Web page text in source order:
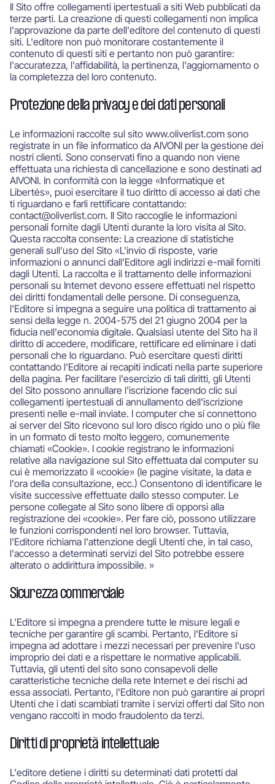
Il Sito offre collegamenti ipertestuali a siti Web pubblicati da
terze parti. La creazione di questi collegamenti non implica
l'approvazione da parte dell'editore del contenuto di questi
siti. L'editore non può monitorare costantemente il
contenuto di questi siti e pertanto non può garantire:
l'accuratezza, l'affidabilità, la pertinenza, l'aggiornamento o
la completezza del loro contenuto.
Protezione della privacy e dei dati personali
Le informazioni raccolte sul sito www.oliverlist.com sono
registrate in un file informatico da AIVONI per la gestione dei
nostri clienti. Sono conservati fino a quando non viene
effettuata una richiesta di cancellazione e sono destinati ad
AIVONI. In conformità con la legge «Informatique et
Libertés», puoi esercitare il tuo diritto di accesso ai dati che
ti riguardano e farli rettificare contattando:
contact@oliverlist.com. Il Sito raccoglie le informazioni
personali fornite dagli Utenti durante la loro visita al Sito.
Questa raccolta consente: La creazione di statistiche
generali sull'uso del Sito «L'invio di risposte, varie
informazioni o annunci dall'Editore agli indirizzi e-mail forniti
dagli Utenti. La raccolta e il trattamento delle informazioni
personali su Internet devono essere effettuati nel rispetto
dei diritti fondamentali delle persone. Di conseguenza,
l'Editore si impegna a seguire una politica di trattamento ai
sensi della legge n. 2004-575 del 21 giugno 2004 per la
fiducia nell'economia digitale. Qualsiasi utente del Sito ha il
diritto di accedere, modificare, rettificare ed eliminare i dati
personali che lo riguardano. Può esercitare questi diritti
contattando l'Editore ai recapiti indicati nella parte superiore
della pagina. Per facilitare l'esercizio di tali diritti, gli Utenti
del Sito possono annullare l'iscrizione facendo clic sui
collegamenti ipertestuali di annullamento dell'iscrizione
presenti nelle e-mail inviate. I computer che si connettono
ai server del Sito ricevono sul loro disco rigido uno o più file
in un formato di testo molto leggero, comunemente
chiamati «Cookie». I cookie registrano le informazioni
relative alla navigazione sul Sito effettuata dal computer su
cui è memorizzato il «cookie» (le pagine visitate, la data e
l'ora della consultazione, ecc.) Consentono di identificare le
visite successive effettuate dallo stesso computer. Le
persone collegate al Sito sono libere di opporsi alla
registrazione dei «cookie». Per fare ciò, possono utilizzare
le funzioni corrispondenti nel loro browser. Tuttavia,
l'Editore richiama l'attenzione degli Utenti che, in tal caso,
l'accesso a determinati servizi del Sito potrebbe essere
alterato o addirittura impossibile. »
Sicurezza commerciale
L'Editore si impegna a prendere tutte le misure legali e
tecniche per garantire gli scambi. Pertanto, l'Editore si
impegna ad adottare i mezzi necessari per prevenire l'uso
improprio dei dati e a rispettare le normative applicabili.
Tuttavia, gli utenti del sito sono consapevoli delle
caratteristiche tecniche della rete Internet e dei rischi ad
essa associati. Pertanto, l'Editore non può garantire ai propri
Utenti che i dati scambiati tramite i servizi offerti dal Sito non
vengano raccolti in modo fraudolento da terzi.
Diritti di proprietà intellettuale
L'editore detiene i diritti su determinati dati protetti dal